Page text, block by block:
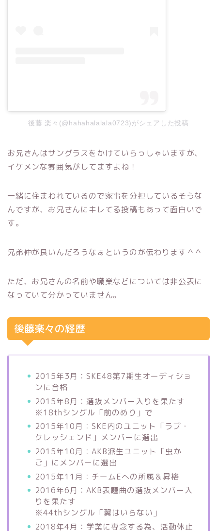
後藤 楽々(@hahahalalala0723)がシェアした投稿
お兄さんはサングラスをかけていらっしゃいますが、
イケメンな雰囲気がしてますよね！
一緒に住まわれているので家事を分担しているそうな
んですが、お兄さんにキレてる投稿もあって面白いで
す。
兄弟仲が良いんだろうなぁというのが伝わります＾＾
ただ、お兄さんの名前や職業などについては非公表に
なっていて分かっていません。
後藤楽々の経歴
2015年3月：SKE48第7期生オーディショ
ンに合格
2015年8月：選抜メンバー入りを果たす
※18thシングル「前のめり」で
2015年10月：SKE内のユニット「ラブ・
クレッシェンド」メンバーに選出
2015年10月：AKB派生ユニット「虫か
ご」にメンバーに選出
2015年11月：チームEへの所属＆昇格
2016年6月：AKB表題曲の選抜メンバー入
りを果たす
※44thシングル「翼はいらない」
2018年4月：学業に専念する為、活動休止